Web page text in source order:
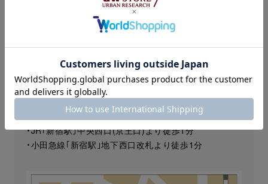
住所：〒160-8321 東京都新宿区西新宿1丁目1-4 1F イ
>フロアガイドはこちら
アクセス：
・京王線｢新宿駅｣京王百貨店口より徒歩1分
・都営新宿線、大江戸線｢新宿駅｣JR新宿駅寄り出口より
・JR｢新宿駅｣中央西口(京王口)より徒歩1分
・小田急線｢新宿駅｣地下西口改札より徒歩1分